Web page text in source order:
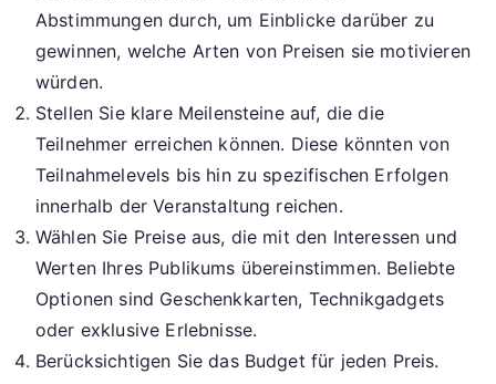
Abstimmungen durch, um Einblicke darüber zu
gewinnen, welche Arten von Preisen sie motivieren
würden.
Stellen Sie klare Meilensteine auf, die die
Teilnehmer erreichen können. Diese könnten von
Teilnahmelevels bis hin zu spezifischen Erfolgen
innerhalb der Veranstaltung reichen.
Wählen Sie Preise aus, die mit den Interessen und
Werten Ihres Publikums übereinstimmen. Beliebte
Optionen sind Geschenkkarten, Technikgadgets
oder exklusive Erlebnisse.
Berücksichtigen Sie das Budget für jeden Preis.